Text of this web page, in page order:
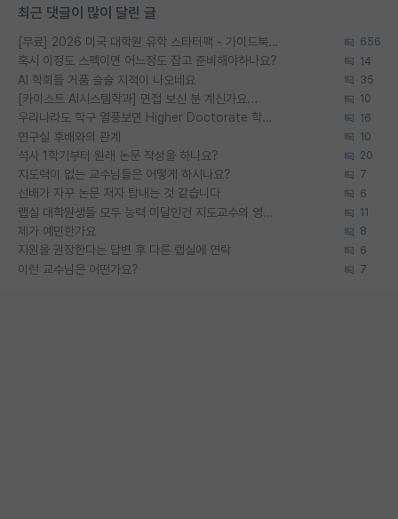
최근 댓글이 많이 달린 글
[무료] 2026 미국 대학원 유학 스타터팩 - 가이드북 & 합격자 컨택메일 템플릿 656
혹시 이정도 스펙이면 어느정도 잡고 준비해야하나요? 14
AI 학회들 거품 슬슬 지적이 나오네요 35
[카이스트 AI시스템학과] 면접 보신 분 계신가요... 10
우리나라도 학구 열풍보면 Higher Doctorate 학위가 필요하다고 봅니다. 16
연구실 후배와의 관계 10
석사 1학기부터 원래 논문 작성을 하나요? 20
지도력이 없는 교수님들은 어떻게 하시나요? 7
선배가 자꾸 논문 저자 탐내는 것 같습니다 6
랩실 대학원생들 모두 능력 미달인건 지도교수의 영향 아닌가? 11
제가 예민한가요 8
지원을 권장한다는 답변 후 다른 랩실에 연락 6
이런 교수님은 어떤가요? 7